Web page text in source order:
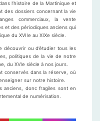
l’histoire de la Martinique et
des dossiers concernant la vie
commerciaux, la vente
et des périodiques anciens qui
du XVIIe au XIXe siècle.
découvrir ou d’étudier tous les
politiques de la vie de notre
du XVIe siècle à nos jours.
conservés dans la réserve, où
sur notre histoire.
anciens, donc fragiles sont en
de numérisation.